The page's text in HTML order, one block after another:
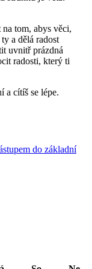
tom, abys věci,
a dělá radost
uvnitř prázdná
radosti, který ti
a cítíš se lépe.
do základní